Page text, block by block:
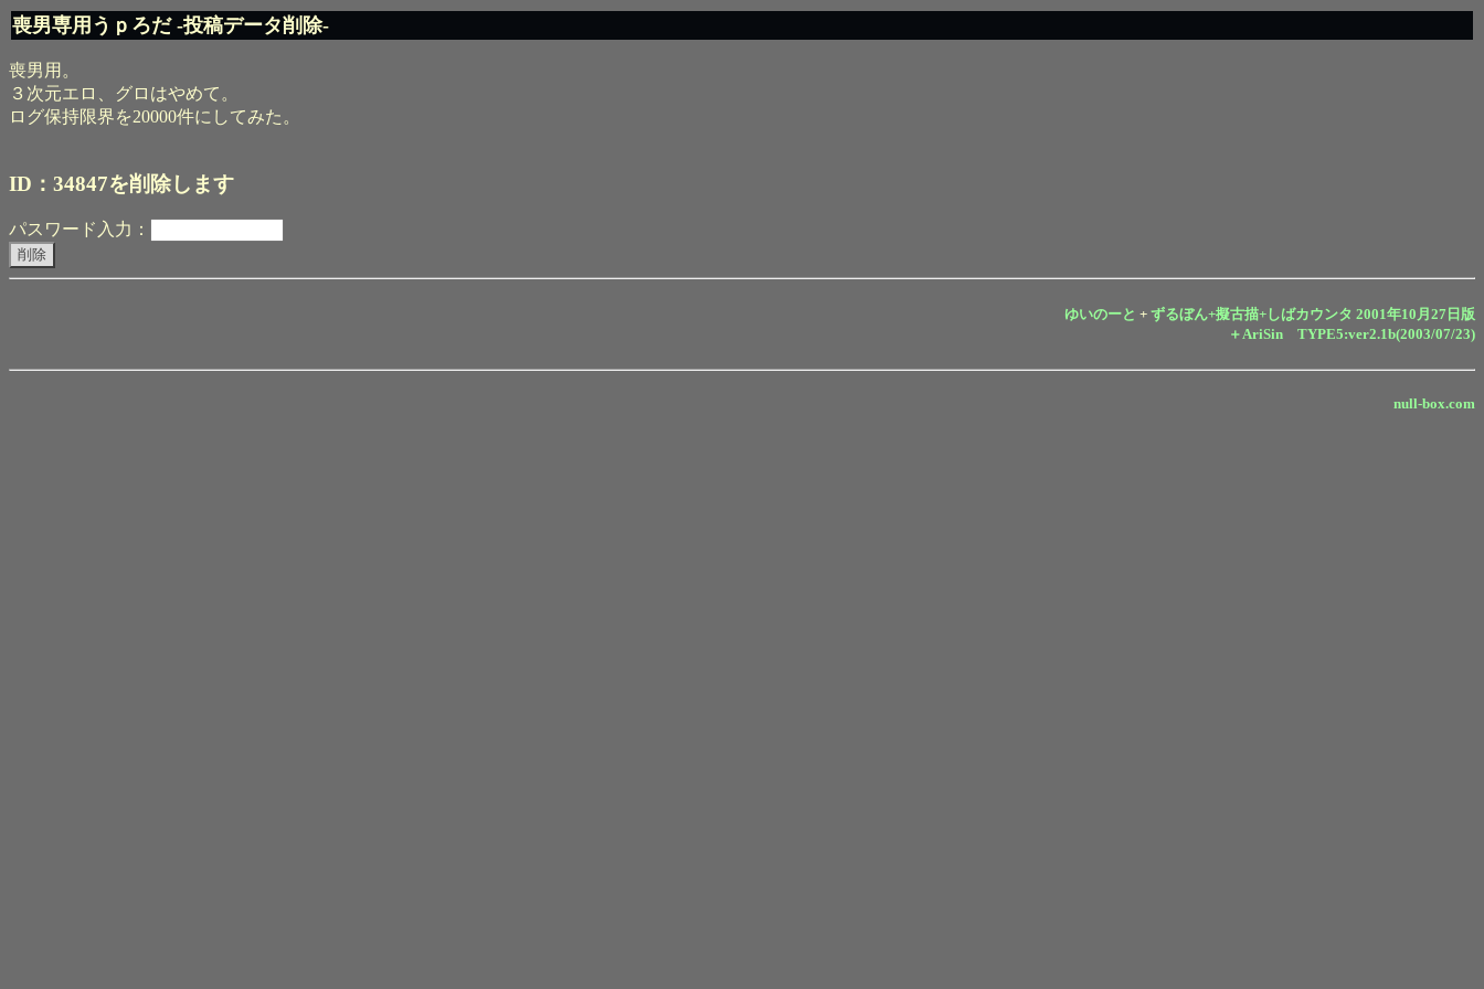
喪男専用うｐろだ -投稿データ削除-
喪男用。
３次元エロ、グロはやめて。
ログ保持限界を20000件にしてみた。
ID：34847を削除します
パスワード入力：
ゆいのーと + ずるぼん+擬古描+しばカウンタ 2001年10月27日版
＋AriSin TYPE5:ver2.1b(2003/07/23)
null-box.com